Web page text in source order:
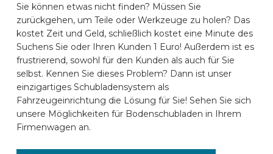
Sie können etwas nicht finden? Müssen Sie
zurückgehen, um Teile oder Werkzeuge zu holen? Das
kostet Zeit und Geld, schließlich kostet eine Minute des
Suchens Sie oder Ihren Kunden 1 Euro! Außerdem ist es
frustrierend, sowohl für den Kunden als auch für Sie
selbst. Kennen Sie dieses Problem? Dann ist unser
einzigartiges Schubladensystem als
Fahrzeugeinrichtung die Lösung für Sie! Sehen Sie sich
unsere Möglichkeiten für Bodenschubladen in Ihrem
Firmenwagen an.